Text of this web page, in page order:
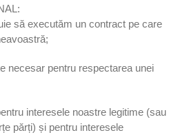
să executăm un contract pe care
necesar pentru respectarea unei
interesele noastre legitime (sau
părți) și pentru interesele